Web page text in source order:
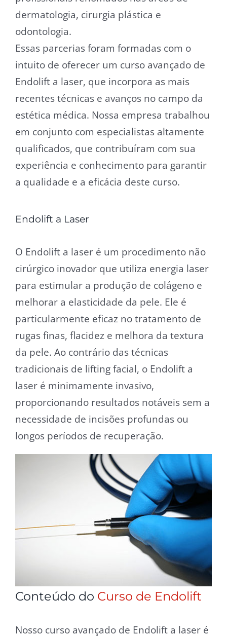
dermatologia, cirurgia plástica e
odontologia.
Essas parcerias foram formadas com o
intuito de oferecer um curso avançado de
Endolift a laser, que incorpora as mais
recentes técnicas e avanços no campo da
estética médica. Nossa empresa trabalhou
em conjunto com especialistas altamente
qualificados, que contribuíram com sua
experiência e conhecimento para garantir
a qualidade e a eficácia deste curso.
Endolift a Laser
O Endolift a laser é um procedimento não
cirúrgico inovador que utiliza energia laser
para estimular a produção de colágeno e
melhorar a elasticidade da pele. Ele é
particularmente eficaz no tratamento de
rugas finas, flacidez e melhora da textura
da pele. Ao contrário das técnicas
tradicionais de lifting facial, o Endolift a
laser é minimamente invasivo,
proporcionando resultados notáveis sem a
necessidade de incisões profundas ou
longos períodos de recuperação.
Conteúdo do Curso de Endolift
Nosso curso avançado de Endolift a laser é